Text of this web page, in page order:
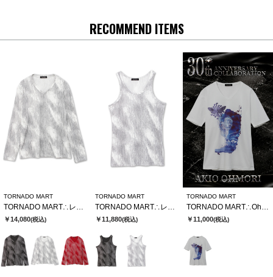
RECOMMEND ITEMS
TORNADO MART
￥14,080(税込)
TORNADO MART
￥11,880(税込)
TORNADO MART
￥11,000(税込)